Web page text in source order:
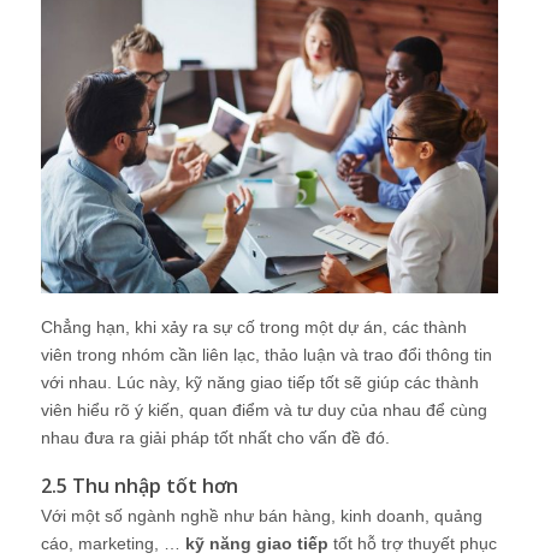
Chẳng hạn, khi xảy ra sự cố trong một dự án, các thành
viên trong nhóm cần liên lạc, thảo luận và trao đổi thông tin
với nhau. Lúc này, kỹ năng giao tiếp tốt sẽ giúp các thành
viên hiểu rõ ý kiến, quan điểm và tư duy của nhau để cùng
nhau đưa ra giải pháp tốt nhất cho vấn đề đó.
2.5 Thu nhập tốt hơn
Với một số ngành nghề như bán hàng, kinh doanh, quảng
cáo, marketing, … kỹ năng giao tiếp tốt hỗ trợ thuyết phục